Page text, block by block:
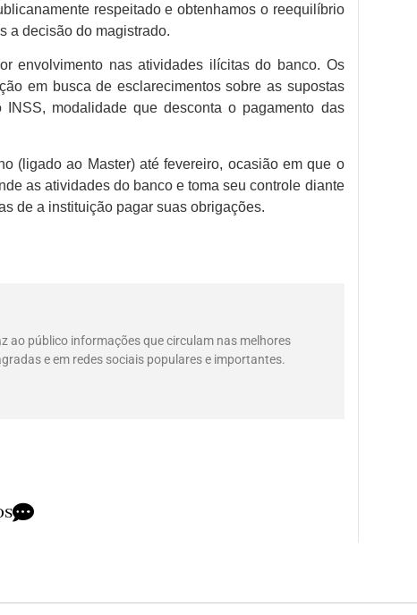
respeitado e obtenhamos o reequilíbrio
a decisão do magistrado.
envolvimento nas atividades ilícitas do banco. Os
em busca de esclarecimentos sobre as supostas
modalidade que desconta o pagamento das
(ligado ao Master) até fevereiro, ocasião em que o
as atividades do banco e toma seu controle diante
de a instituição pagar suas obrigações.
ao público informações que circulam nas melhores
e em redes sociais populares e importantes.